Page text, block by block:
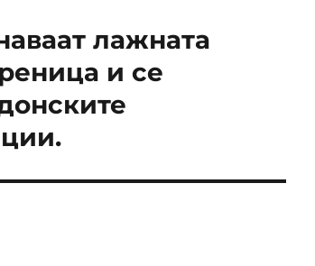
лажната
и се